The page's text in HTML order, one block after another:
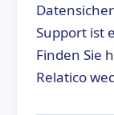
Support ist
Finden Sie
Relatico